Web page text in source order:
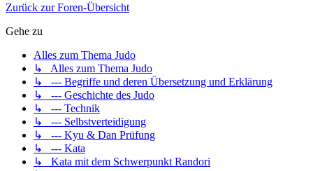
Zurück zur Foren-Übersicht
Gehe zu
Alles zum Thema Judo
↳ Alles zum Thema Judo
↳ --- Begriffe und deren Übersetzung und Erklärung
↳ --- Geschichte des Judo
↳ --- Technik
↳ --- Selbstverteidigung
↳ --- Kyu & Dan Prüfung
↳ --- Kata
↳ Kata mit dem Schwerpunkt Randori